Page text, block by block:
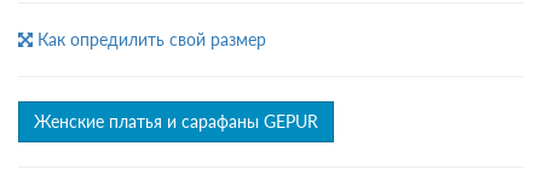
Как опредилить свой размер
Женские платья и сарафаны GEPUR